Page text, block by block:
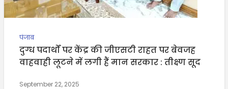
पंजाब
दुग्ध पदार्थों पर केंद्र की जीएसटी राहत पर बेवजह
वाहवाही लूटने में लगी हैं मान सरकार : तीक्ष्ण सूद
September 22, 2025